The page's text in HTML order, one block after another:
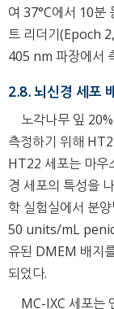
여 37°C에서 10분
트 리더기(Epoch
405 nm 파장에서
2.8. 뇌신경 세포
노각나무 잎
측정하기 위해
HT22 세포는 마우
경 세포의 특성을
학 실험실에서 분
50 units/mL
유된 DMEM 배지
되었다.
MC-IXC 세포는